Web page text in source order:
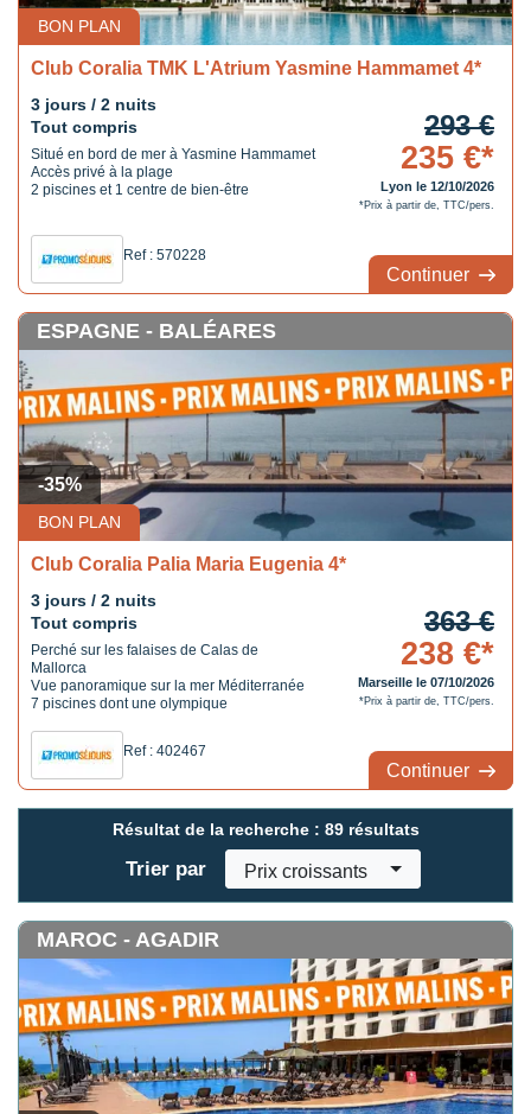
BON PLAN
Club Coralia TMK L'Atrium Yasmine Hammamet 4*
3 jours / 2 nuits
Tout compris
Situé en bord de mer à Yasmine Hammamet
Accès privé à la plage
2 piscines et 1 centre de bien-être
Ref : 570228
293 €
235 €*
Lyon le 12/10/2026
*Prix à partir de, TTC/pers.
Continuer
BON PLAN
-35%
ESPAGNE - BALÉARES
Club Coralia Palia Maria Eugenia 4*
3 jours / 2 nuits
Tout compris
Perché sur les falaises de Calas de
Mallorca
Vue panoramique sur la mer Méditerranée
7 piscines dont une olympique
Ref : 402467
363 €
238 €*
Marseille le 07/10/2026
*Prix à partir de, TTC/pers.
Continuer
Résultat de la recherche : 89 résultats
Trier par Prix croissants
MAROC - AGADIR